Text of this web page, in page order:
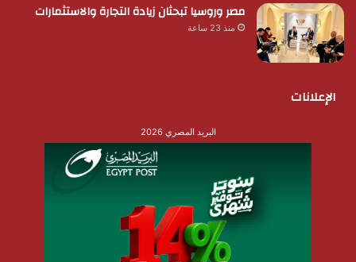
مصر وروسيا تبحثان زيادة التجارة والاستثمارات
منذ 23 ساعة
الإعلانات
البريد المصري 2026